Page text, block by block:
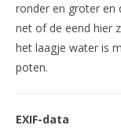
ronder en groter en
net of de eend hier
het laagje water is
poten.
EXIF-data